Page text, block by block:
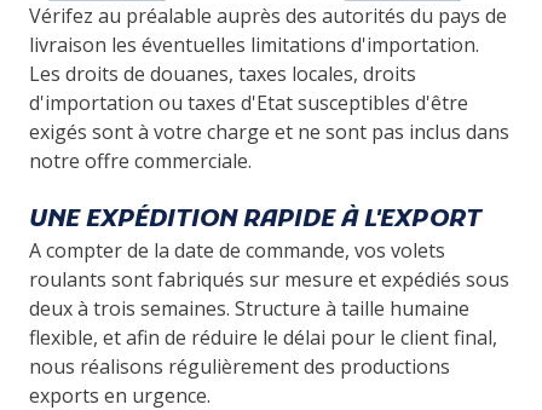
Vérifez au préalable auprès des autorités du pays de
livraison les éventuelles limitations d'importation.
Les droits de douanes, taxes locales, droits
d'importation ou taxes d'Etat susceptibles d'être
exigés sont à votre charge et ne sont pas inclus dans
notre offre commerciale.
UNE EXPÉDITION RAPIDE À L'EXPORT
A compter de la date de commande, vos volets
roulants sont fabriqués sur mesure et expédiés sous
deux à trois semaines. Structure à taille humaine
flexible, et afin de réduire le délai pour le client final,
nous réalisons régulièrement des productions
exports en urgence.